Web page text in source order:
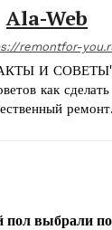
Ala-Web
remontfor-
И СОВЕТЫ"
как
ремонт.
пол выбрали